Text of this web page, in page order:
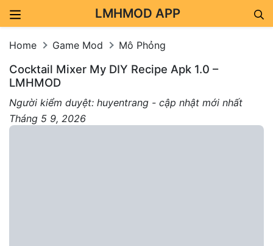
LMHMOD APP
Home Game Mod Mô Phỏng
Cocktail Mixer My DIY Recipe Apk 1.0 –
LMHMOD
Người kiểm duyệt: huyentrang - cập nhật mới nhất
Tháng 5 9, 2026